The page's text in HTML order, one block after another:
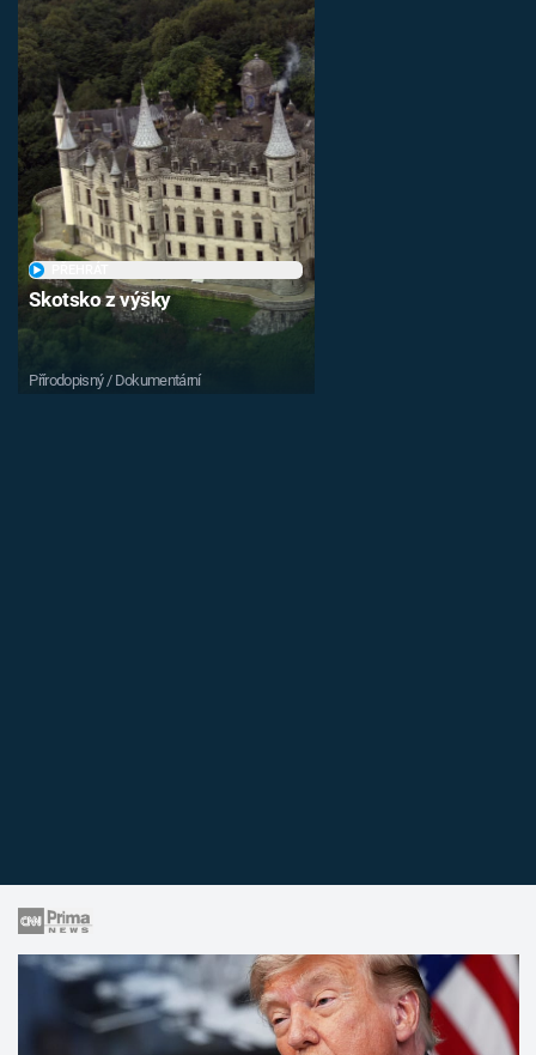
Skotsko z výšky
Přírodopisný / Dokumentární